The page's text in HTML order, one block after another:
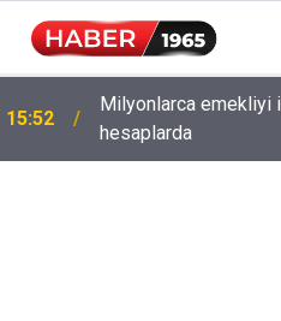
15:52
Milyonlarca emekliyi
hesaplarda